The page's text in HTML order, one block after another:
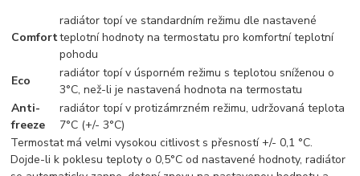
Comfort
radiátor topí ve standardním režimu dle nastavené
teplotní hodnoty na termostatu pro komfortní teplotní
pohodu
Eco
radiátor topí v úsporném režimu s teplotou sníženou o
3°C, než-li je nastavená hodnota na termostatu
Anti-
freeze
radiátor topí v protizámrzném režimu, udržovaná teplota
7°C (+/- 3°C)
Termostat má velmi vysokou citlivost s přesností +/- 0,1 °C.
Dojde-li k poklesu teploty o 0,5°C od nastavené hodnoty, radiátor